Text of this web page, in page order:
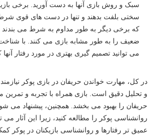
سبک و روش بازی آنها به دست آورید. برخی
سختی بلفت بدهند و تنها در دست های قوی شرط
که برخی دیگر به طور مداوم به شرط می
ضعیف را به طور مشابه بازی می کنند. با
می توانید تصمیم گیری بهتری در مورد رفتار آنها
در کل، مهارت خواندن حریفان در بازی پوکر
و تحلیل دقیق است. بازی همراه با تجربه و تمرین
حریفان را بهبود می بخشد. همچنین، پیشنهاد می
روانشناسی پوکر را مطالعه کنید، زیرا این آثار می
عمیق تر رفتارها و روانشناسی بازیکنان در پوکر